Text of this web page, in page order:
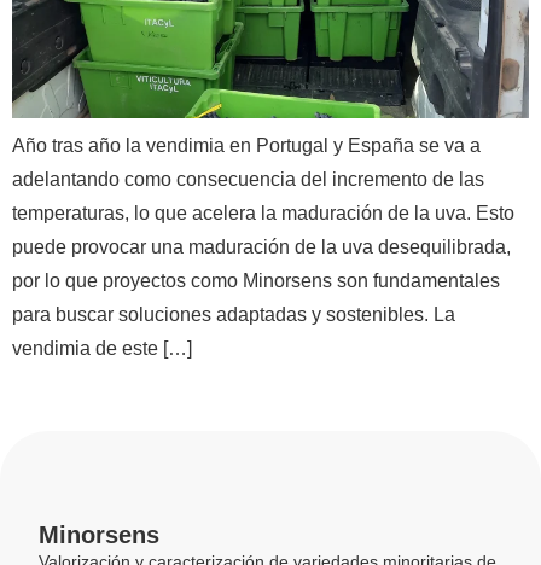
Año tras año la vendimia en Portugal y España se va a
adelantando como consecuencia del incremento de las
temperaturas, lo que acelera la maduración de la uva. Esto
puede provocar una maduración de la uva desequilibrada,
por lo que proyectos como Minorsens son fundamentales
para buscar soluciones adaptadas y sostenibles. La
vendimia de este […]
Minorsens